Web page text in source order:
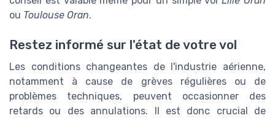
ou Toulouse Oran.
Restez informé sur l'état de votre vol
Les conditions changeantes de l'industrie aérienne,
notamment à cause de grèves régulières ou de
problèmes techniques, peuvent occasionner des
retards ou des annulations. Il est donc crucial de